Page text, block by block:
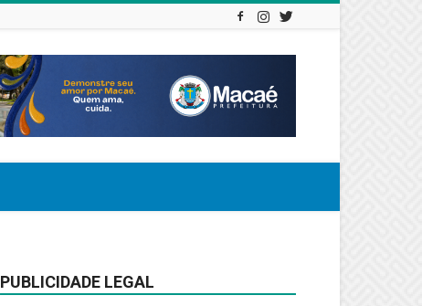
PUBLICIDADE LEGAL